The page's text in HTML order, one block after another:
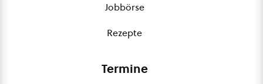
Jobbörse
Rezepte
Termine